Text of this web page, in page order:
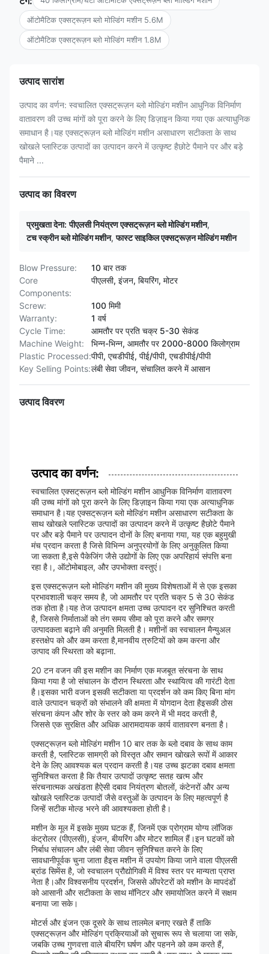
ऑटोमैटिक एक्सट्रूज़न ब्लो मोल्डिंग मशीन 5.6M
ऑटोमैटिक एक्सट्रूज़न ब्लो मोल्डिंग मशीन 1.8M
उत्पाद सारांश
उत्पाद का वर्णन: स्वचालित एक्सट्रूज़न ब्लो मोल्डिंग मशीन आधुनिक विनिर्माण
वातावरण की उच्च मांगों को पूरा करने के लिए डिज़ाइन किया गया एक अत्याधुनिक
समाधान है।यह एक्सट्रूज़न ब्लो मोल्डिंग मशीन असाधारण सटीकता के साथ
खोखले प्लास्टिक उत्पादों का उत्पादन करने में उत्कृष्ट हैछोटे पैमाने पर और बड़े
पैमाने ...
उत्पाद का विवरण
प्रमुखता देना: पीएलसी नियंत्रण एक्सट्रूज़न ब्लो मोल्डिंग मशीन,
टच स्क्रीन ब्लो मोल्डिंग मशीन,फास्ट साइकिल एक्सट्रूज़न मोल्डिंग मशीन
Blow Pressure:
10 बार तक
Core
Components:
पीएलसी, इंजन, बियरिंग, मोटर
Screw:
100 मिमी
Warranty:
1 वर्ष
Cycle Time:
आमतौर पर प्रति चक्र 5-30 सेकंड
Machine Weight:
भिन्न-भिन्न, आमतौर पर 2000-8000 किलोग्राम
Plastic Processed:पीपी, एचडीपीई, पीई/पीपी, एचडीपीई/पीपी
Key Selling Points:लंबी सेवा जीवन, संचालित करने में आसान
उत्पाद विवरण
उत्पाद का वर्णन:
स्वचालित एक्सट्रूज़न ब्लो मोल्डिंग मशीन आधुनिक विनिर्माण वातावरण
की उच्च मांगों को पूरा करने के लिए डिज़ाइन किया गया एक अत्याधुनिक
समाधान है।यह एक्सट्रूज़न ब्लो मोल्डिंग मशीन असाधारण सटीकता के
साथ खोखले प्लास्टिक उत्पादों का उत्पादन करने में उत्कृष्ट हैछोटे पैमाने
पर और बड़े पैमाने पर उत्पादन दोनों के लिए बनाया गया, यह एक बहुमुखी
मंच प्रदान करता है जिसे विभिन्न अनुप्रयोगों के लिए अनुकूलित किया
जा सकता है,इसे पैकेजिंग जैसे उद्योगों के लिए एक अपरिहार्य संपत्ति बना
रहा है।, ऑटोमोबाइल, और उपभोक्ता वस्तुएं।
इस एक्सट्रूज़न ब्लो मोल्डिंग मशीन की मुख्य विशेषताओं में से एक इसका
प्रभावशाली चक्र समय है, जो आमतौर पर प्रति चक्र 5 से 30 सेकंड
तक होता है।यह तेज उत्पादन क्षमता उच्च उत्पादन दर सुनिश्चित करती
है, जिससे निर्माताओं को तंग समय सीमा को पूरा करने और समग्र
उत्पादकता बढ़ाने की अनुमति मिलती है। मशीनों का स्वचालन मैन्युअल
हस्तक्षेप को और कम करता है,मानवीय त्रुटियों को कम करना और
उत्पाद की स्थिरता को बढ़ाना.
20 टन वजन की इस मशीन का निर्माण एक मजबूत संरचना के साथ
किया गया है जो संचालन के दौरान स्थिरता और स्थायित्व की गारंटी देता
है।इसका भारी वजन इसकी सटीकता या प्रदर्शन को कम किए बिना मांग
वाले उत्पादन चक्रों को संभालने की क्षमता में योगदान देता हैइसकी ठोस
संरचना कंपन और शोर के स्तर को कम करने में भी मदद करती है,
जिससे एक सुरक्षित और अधिक आरामदायक कार्य वातावरण बनता है।
एक्सट्रूज़न ब्लो मोल्डिंग मशीन 10 बार तक के ब्लो दबाव के साथ काम
करती है, प्लास्टिक सामग्री को विस्तृत और समान खोखले रूपों में आकार
देने के लिए आवश्यक बल प्रदान करती है।यह उच्च झटका दबाव क्षमता
सुनिश्चित करता है कि तैयार उत्पादों उत्कृष्ट सतह खत्म और
संरचनात्मक अखंडता हैऐसी दबाव नियंत्रण बोतलों, कंटेनरों और अन्य
खोखले प्लास्टिक उत्पादों जैसे वस्तुओं के उत्पादन के लिए महत्वपूर्ण है
जिन्हें सटीक मोल्ड भरने की आवश्यकता होती है।
मशीन के मूल में इसके मुख्य घटक हैं, जिनमें एक प्रोग्राम योग्य लॉजिक
कंट्रोलर (पीएलसी), इंजन, बीयरिंग और मोटर शामिल हैं।इन घटकों को
निर्बाध संचालन और लंबी सेवा जीवन सुनिश्चित करने के लिए
सावधानीपूर्वक चुना जाता हैइस मशीन में उपयोग किया जाने वाला पीएलसी
ब्रांड सिमेंस है, जो स्वचालन प्रौद्योगिकी में विश्व स्तर पर मान्यता प्राप्त
नेता है।और विश्वसनीय प्रदर्शन, जिससे ऑपरेटरों को मशीन के मापदंडों
को आसानी और सटीकता के साथ मॉनिटर और समायोजित करने में सक्षम
बनाया जा सके।
मोटर्स और इंजन एक दूसरे के साथ तालमेल बनाए रखते हैं ताकि
एक्सट्रूज़न और मोल्डिंग प्रक्रियाओं को सुचारू रूप से चलाया जा सके,
जबकि उच्च गुणवत्ता वाले बीयरिंग घर्षण और पहनने को कम करते हैं,